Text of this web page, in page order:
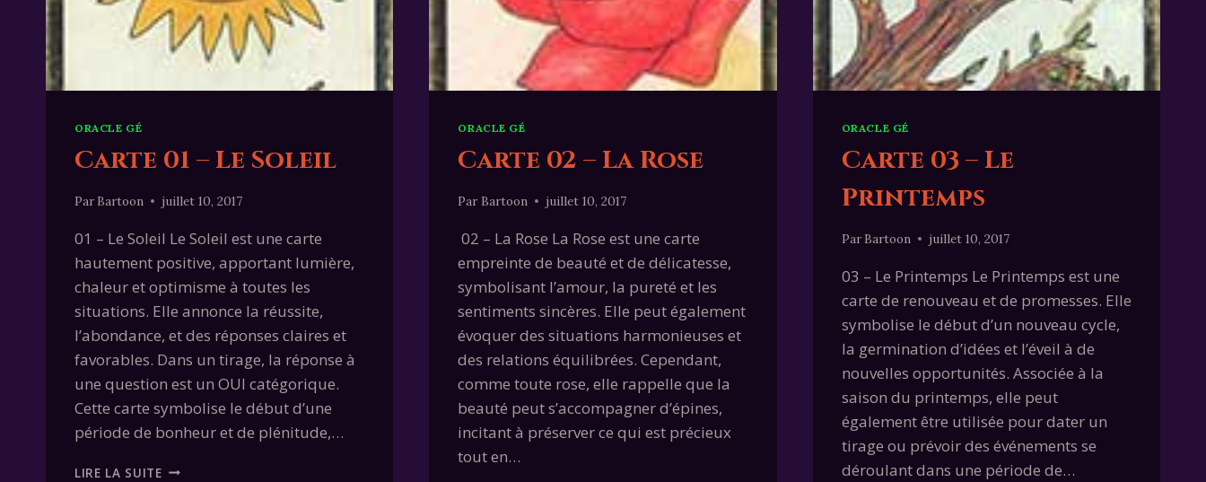
ORACLE GÉ
Carte 01 – Le Soleil
Par Bartoon juillet 10, 2017
01 – Le Soleil Le Soleil est une carte
hautement positive, apportant lumière,
chaleur et optimisme à toutes les
situations. Elle annonce la réussite,
l’abondance, et des réponses claires et
favorables. Dans un tirage, la réponse à
une question est un OUI catégorique.
Cette carte symbolise le début d’une
période de bonheur et de plénitude,…
LIRE LA SUITECARTE
ORACLE GÉ
Carte 02 – La Rose
Par Bartoon juillet 10, 2017
02 – La Rose La Rose est une carte
empreinte de beauté et de délicatesse,
symbolisant l’amour, la pureté et les
sentiments sincères. Elle peut également
évoquer des situations harmonieuses et
des relations équilibrées. Cependant,
comme toute rose, elle rappelle que la
beauté peut s’accompagner d’épines,
incitant à préserver ce qui est précieux
tout en…
ORACLE GÉ
Carte 03 – Le
Printemps
Par Bartoon juillet 10, 2017
03 – Le Printemps Le Printemps est une
carte de renouveau et de promesses. Elle
symbolise le début d’un nouveau cycle,
la germination d’idées et l’éveil à de
nouvelles opportunités. Associée à la
saison du printemps, elle peut
également être utilisée pour dater un
tirage ou prévoir des événements se
déroulant dans une période de…